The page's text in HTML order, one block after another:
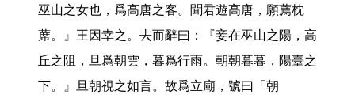
巫山之女也，爲高唐之客。聞君遊高唐，願薦枕
蓆。』王因幸之。去而辭曰：『妾在巫山之陽，高
丘之阻，旦爲朝雲，暮爲行雨。朝朝暮暮，陽臺之
下。』旦朝視之如言。故爲立廟，號曰「朝